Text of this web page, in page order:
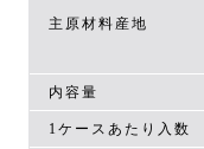
主原材料産地
内容量
1ケースあたり入数